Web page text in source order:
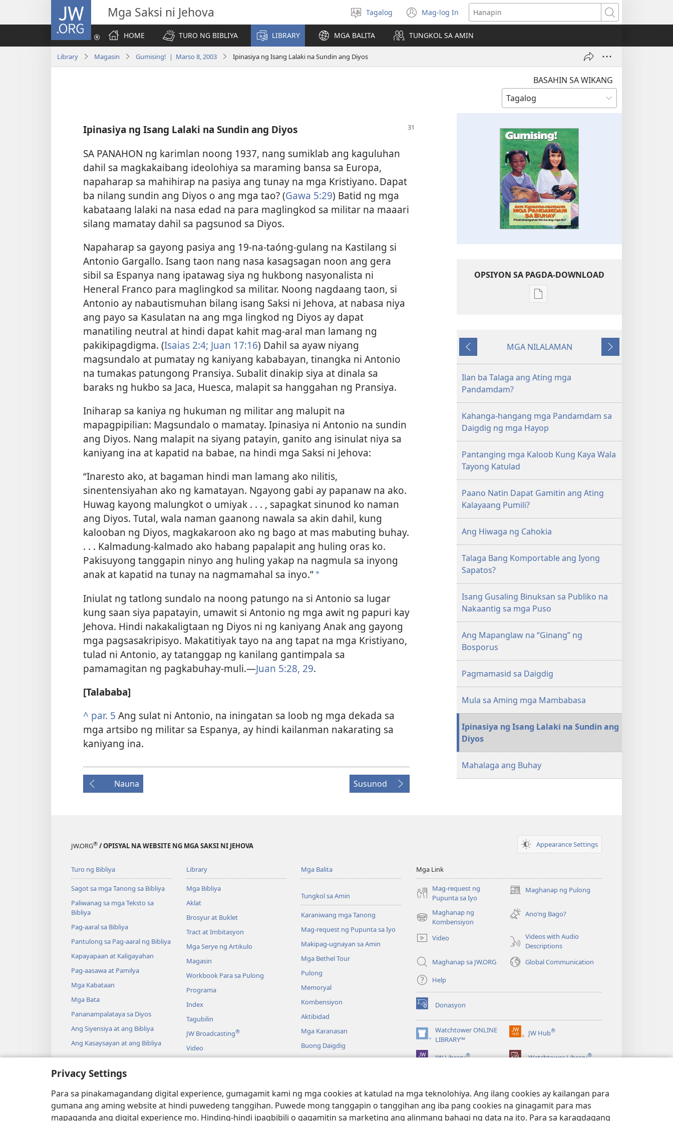
Privacy Settings
Para sa pinakamagandang digital experience, gumagamit kami ng mga cookies at katulad na mga teknolohiya. Ang ilang cookies ay kailangan para
gumana ang aming website at hindi puwedeng tanggihan. Puwede mong tanggapin o tanggihan ang iba pang cookies na ginagamit para mas
mapaganda ang digital experience mo. Hinding-hindi ipagbibili o gagamitin sa marketing ang alinmang bahagi ng data na ito. Para sa karagdagang
JW.ORG Mga Saksi ni Jehova
Pumili
ng
wika
Tagalog Mag-log In
(may
bubukas
na
bagong
Hanapin
HOME
TURO NG BIBLIYA LIBRARY MGA BALITA TUNGKOL SA AMIN
Library Magasin Gumising! | Marso 8, 2003 Ipinasiya ng Isang Lalaki na Sundin ang Diyos
BASAHIN SA WIKANG
Ipinasiya ng Isang Lalaki na Sundin ang Diyos
SA PANAHON ng karimlan noong 1937, nang sumiklab ang kaguluhan
dahil sa magkakaibang ideolohiya sa maraming bansa sa Europa,
napaharap sa mahihirap na pasiya ang tunay na mga Kristiyano. Dapat
ba nilang sundin ang Diyos o ang mga tao? (Gawa 5:29) Batid ng mga
kabataang lalaki na nasa edad na para maglingkod sa militar na maaari
silang mamatay dahil sa pagsunod sa Diyos.
Napaharap sa gayong pasiya ang 19-na-taóng-gulang na Kastilang si
Antonio Gargallo. Isang taon nang nasa kasagsagan noon ang gera
sibil sa Espanya nang ipatawag siya ng hukbong nasyonalista ni
Heneral Franco para maglingkod sa militar. Noong nagdaang taon, si
Antonio ay nabautismuhan bilang isang Saksi ni Jehova, at nabasa niya
ang payo sa Kasulatan na ang mga lingkod ng Diyos ay dapat
manatiling neutral at hindi dapat kahit mag-aral man lamang ng
pakikipagdigma. (Isaias 2:4; Juan 17:16) Dahil sa ayaw niyang
magsundalo at pumatay ng kaniyang kababayan, tinangka ni Antonio
na tumakas patungong Pransiya. Subalit dinakip siya at dinala sa
baraks ng hukbo sa Jaca, Huesca, malapit sa hanggahan ng Pransiya.
Iniharap sa kaniya ng hukuman ng militar ang malupit na
mapagpipilian: Magsundalo o mamatay. Ipinasiya ni Antonio na sundin
ang Diyos. Nang malapit na siyang patayin, ganito ang isinulat niya sa
kaniyang ina at kapatid na babae, na hindi mga Saksi ni Jehova:
“Inaresto ako, at bagaman hindi man lamang ako nilitis,
sinentensiyahan ako ng kamatayan. Ngayong gabi ay papanaw na ako.
Huwag kayong malungkot o umiyak . . . , sapagkat sinunod ko naman
ang Diyos. Tutal, wala naman gaanong nawala sa akin dahil, kung
kalooban ng Diyos, magkakaroon ako ng bago at mas mabuting buhay.
. . . Kalmadung-kalmado ako habang papalapit ang huling oras ko.
Pakisuyong tanggapin ninyo ang huling yakap na nagmula sa inyong
anak at kapatid na tunay na nagmamahal sa inyo.”*
Iniulat ng tatlong sundalo na noong patungo na si Antonio sa lugar
kung saan siya papatayin, umawit si Antonio ng mga awit ng papuri kay
Jehova. Hindi nakakaligtaan ng Diyos ni ng kaniyang Anak ang gayong
mga pagsasakripisyo. Makatitiyak tayo na ang tapat na mga Kristiyano,
tulad ni Antonio, ay tatanggap ng kanilang gantimpala sa
pamamagitan ng pagkabuhay-muli.​—Juan 5:28, 29.
[Talababa]
^ par. 5 Ang sulat ni Antonio, na iningatan sa loob ng mga dekada sa
mga artsibo ng militar sa Espanya, ay hindi kailanman nakarating sa
kaniyang ina.
Nauna Susunod
OPSIYON SA PAGDA-DOWNLOAD
Opsiyon
ng
MAGASIN
Marso 8,
Nauna
MGA NILALAMAN
Susunod
Ilan ba Talaga ang Ating mga
Pandamdam?
Kahanga-hangang mga Pandamdam sa
Daigdig ng mga Hayop
Pantanging mga Kaloob Kung Kaya Wala
Tayong Katulad
Paano Natin Dapat Gamitin ang Ating
Kalayaang Pumili?
Ang Hiwaga ng Cahokia
Talaga Bang Komportable ang Iyong
Sapatos?
Isang Gusaling Binuksan sa Publiko na
Nakaantig sa mga Puso
Ang Mapanglaw na “Ginang” ng
Bosporus
Pagmamasid sa Daigdig
Mula sa Aming mga Mambabasa
Ipinasiya ng Isang Lalaki na Sundin ang
Diyos
Mahalaga ang Buhay
JW.ORG® / OPISYAL NA WEBSITE NG MGA SAKSI NI JEHOVA Appearance Settings
Turo ng Bibliya
Sagot sa mga Tanong sa Bibliya
Paliwanag sa mga Teksto sa
Bibliya
Pag-aaral sa Bibliya
Pantulong sa Pag-aaral ng Bibliya
Kapayapaan at Kaligayahan
Pag-aasawa at Pamilya
Mga Kabataan
Mga Bata
Pananampalataya sa Diyos
Ang Siyensiya at ang Bibliya
Ang Kasaysayan at ang Bibliya
Library
Mga Bibliya
Aklat
Brosyur at Buklet
Tract at Imbitasyon
Mga Serye ng Artikulo
Magasin
Workbook Para sa Pulong
Programa
Index
Tagubilin
JW Broadcasting®
Video
Pagbabasa ng Bibliya—Audio
Drama
Mga Balita
Tungkol sa Amin
Karaniwang mga Tanong
Mag-request ng Pupunta sa Iyo
Makipag-ugnayan sa Amin
Mga Bethel Tour
Pulong
Memoryal
Kombensiyon
Aktibidad
Mga Karanasan
Buong Daigdig
Mga Link
Mag-request ng
Pupunta sa Iyo
Maghanap ng Pulong
(may
na
window)
Maghanap ng
Kombensiyon
(may
na
window)
Ano’ng Bago?
Video
Videos with Audio
Descriptions
Maghanap sa JW.ORG
Global Communication
Help
Donasyon
(may
bubukas
na
bagong
Watchtower ONLINE
LIBRARY™
(may
bubukas
na
JW Hub®
(may
na
JW Library® Watchtower Library®